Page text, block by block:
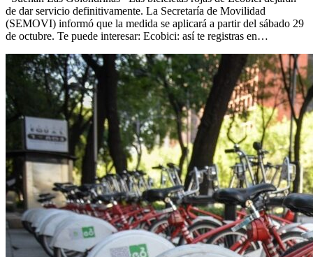
de dar servicio definitivamente. La Secretaría de Movilidad
(SEMOVI) informó que la medida se aplicará a partir del sábado 29
de octubre. Te puede interesar: Ecobici: así te registras en…